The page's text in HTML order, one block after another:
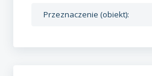
Przeznaczenie (obiekt):